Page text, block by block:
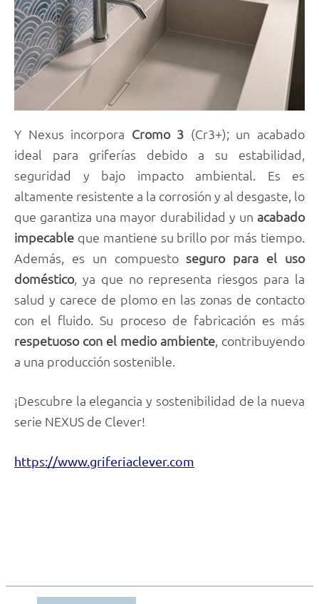
Y Nexus incorpora Cromo 3 (Cr3+); un acabado
ideal para griferías debido a su estabilidad,
seguridad y bajo impacto ambiental. Es es
altamente resistente a la corrosión y al desgaste, lo
que garantiza una mayor durabilidad y un acabado
impecable que mantiene su brillo por más tiempo.
Además, es un compuesto seguro para el uso
doméstico, ya que no representa riesgos para la
salud y carece de plomo en las zonas de contacto
con el fluido. Su proceso de fabricación es más
respetuoso con el medio ambiente, contribuyendo
a una producción sostenible.
¡Descubre la elegancia y sostenibilidad de la nueva
serie NEXUS de Clever!
https://www.griferiaclever.com